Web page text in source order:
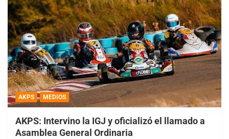
AKPS MEDIOS
AKPS: Intervino la IGJ y oficializó el llamado a
Asamblea General Ordinaria